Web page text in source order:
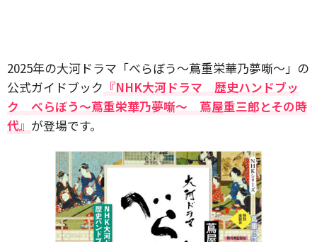
2025年の大河ドラマ「べらぼう～蔦重栄華乃夢噺～」の
公式ガイドブック 『NHK大河ドラマ 歴史ハンドブッ
ク べらぼう～蔦重栄華乃夢噺～ 蔦屋重三郎とその時
代』 が登場です。